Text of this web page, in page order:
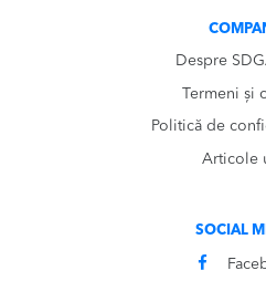
Despre
Termeni și
Politică de
Articole
SOCIAL